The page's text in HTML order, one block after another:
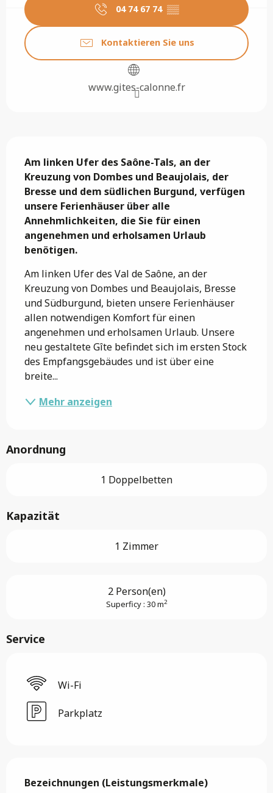
04 74 67 74 ▒▒
Kontaktieren Sie uns
www.gites-calonne.fr
Am linken Ufer des Saône-Tals, an der
Kreuzung von Dombes und Beaujolais, der
Bresse und dem südlichen Burgund, verfügen
unsere Ferienhäuser über alle
Annehmlichkeiten, die Sie für einen
angenehmen und erholsamen Urlaub
benötigen.
Am linken Ufer des Val de Saône, an der
Kreuzung von Dombes und Beaujolais, Bresse
und Südburgund, bieten unsere Ferienhäuser
allen notwendigen Komfort für einen
angenehmen und erholsamen Urlaub. Unsere
neu gestaltete Gîte befindet sich im ersten Stock
des Empfangsgebäudes und ist über eine
breite...
Mehr anzeigen
Anordnung
1 Doppelbetten
Kapazität
1 Zimmer
2 Person(en)
Superficy : 30 m2
Service
Wi-Fi
Parkplatz
Bezeichnungen (Leistungsmerkmale)
Bezeichnungen (Leistungsmerkmale)